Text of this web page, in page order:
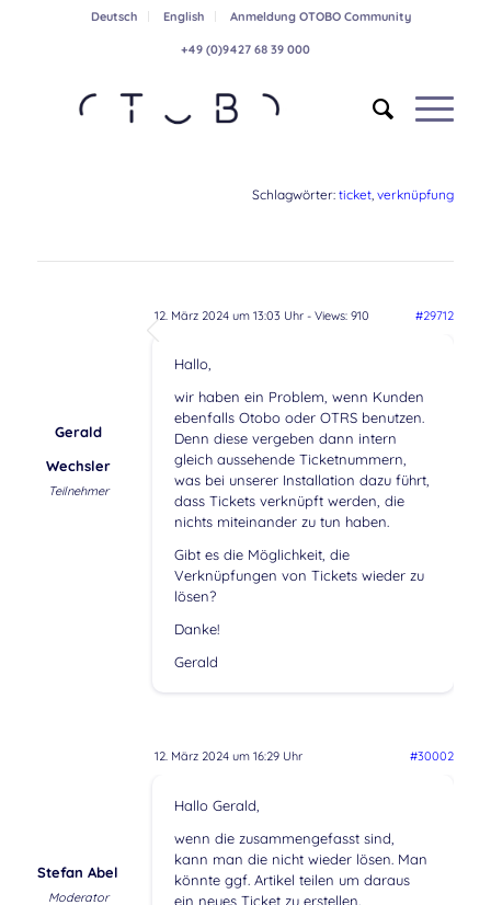
Deutsch English Anmeldung OTOBO Community
+49 (0)9427 68 39 000
Schlagwörter:ticket,verknüpfung
12. März 2024 um 13:03 Uhr- Views: 910 #29712
Gerald
Wechsler
Teilnehmer
Hallo,
wir haben ein Problem, wenn Kunden
ebenfalls Otobo oder OTRS benutzen.
Denn diese vergeben dann intern
gleich aussehende Ticketnummern,
was bei unserer Installation dazu führt,
dass Tickets verknüpft werden, die
nichts miteinander zu tun haben.
Gibt es die Möglichkeit, die
Verknüpfungen von Tickets wieder zu
lösen?
Danke!
Gerald
12. März 2024 um 16:29 Uhr #30002
Stefan Abel
Moderator
Hallo Gerald,
wenn die zusammengefasst sind,
kann man die nicht wieder lösen. Man
könnte ggf. Artikel teilen um daraus
ein neues Ticket zu erstellen.